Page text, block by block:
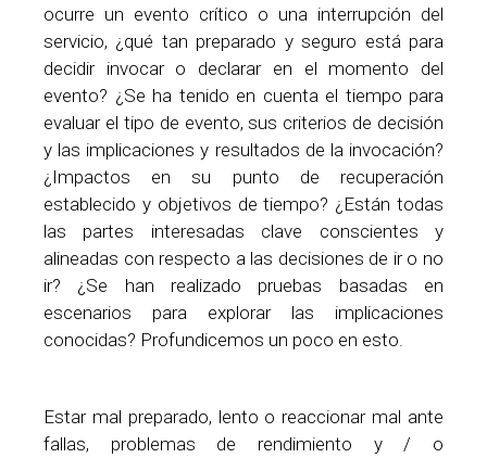
ocurre un evento crítico o una interrupción del
servicio, ¿qué tan preparado y seguro está para
decidir invocar o declarar en el momento del
evento? ¿Se ha tenido en cuenta el tiempo para
evaluar el tipo de evento, sus criterios de decisión
y las implicaciones y resultados de la invocación?
¿Impactos en su punto de recuperación
establecido y objetivos de tiempo? ¿Están todas
las partes interesadas clave conscientes y
alineadas con respecto a las decisiones de ir o no
ir? ¿Se han realizado pruebas basadas en
escenarios para explorar las implicaciones
conocidas? Profundicemos un poco en esto.
Estar mal preparado, lento o reaccionar mal ante
fallas, problemas de rendimiento y / o